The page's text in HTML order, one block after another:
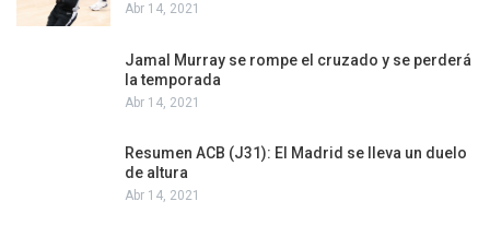
Abr 14, 2021
Jamal Murray se rompe el cruzado y se perderá
la temporada
Abr 14, 2021
Resumen ACB (J31): El Madrid se lleva un duelo
de altura
Abr 14, 2021